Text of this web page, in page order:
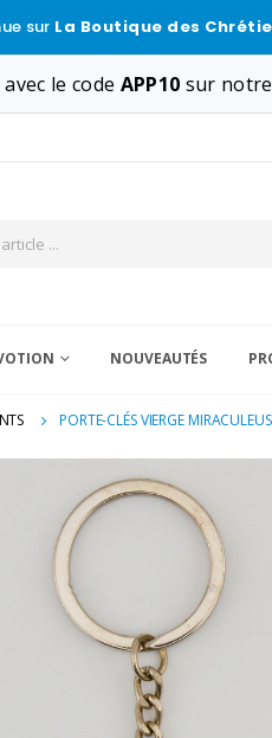
sur La Boutique des
avec le code APP10 sur
NOUVEAUTÉS
PORTE-CLÉS VIERGE